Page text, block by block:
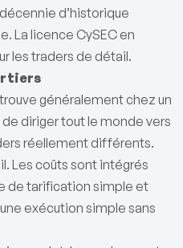
d’historique
La licence CySEC en
les traders de détail.
généralement chez un
de diriger tout le monde vers
réellement différents.
Les coûts sont intégrés
de tarification simple et
exécution simple sans